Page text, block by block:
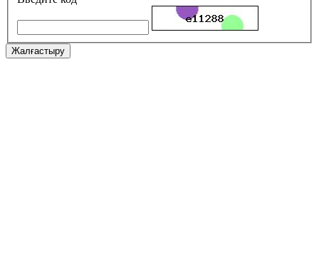
Жалғастыру